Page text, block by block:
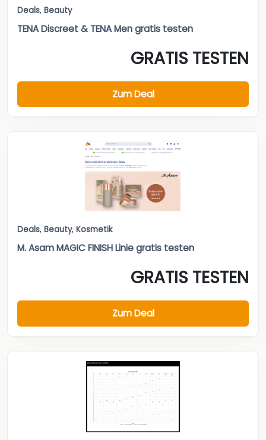
Deals, Beauty
TENA Discreet & TENA Men gratis testen
GRATIS TESTEN
Zum Deal
Deals, Beauty, Kosmetik
M. Asam MAGIC FINISH Linie gratis testen
GRATIS TESTEN
Zum Deal